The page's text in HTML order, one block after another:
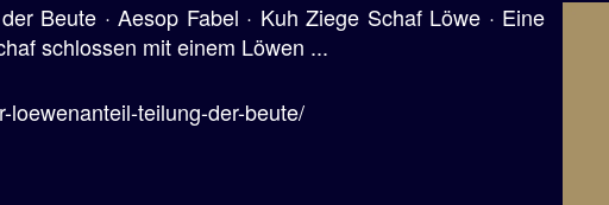
Beute · Aesop Fabel · Kuh Ziege Schaf Löwe · Eine
schlossen mit einem Löwen ...
loewenanteil-teilung-der-beute/